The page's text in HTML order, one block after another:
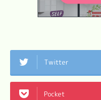
Twitter
Pocket